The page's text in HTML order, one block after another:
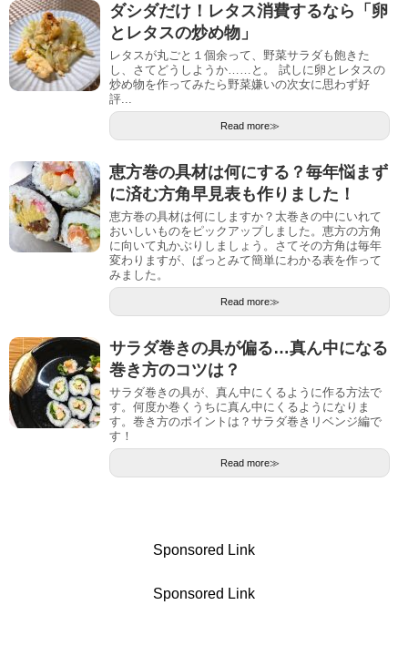
ダシダだけ！レタス消費するなら「卵
とレタスの炒め物」
レタスが丸ごと１個余って、野菜サラダも飽きた
し、さてどうしようか……と。 試しに卵とレタスの
炒め物を作ってみたら野菜嫌いの次女に思わず好
評...
Read more≫
恵方巻の具材は何にする？毎年悩まず
に済む方角早見表も作りました！
恵方巻の具材は何にしますか？太巻きの中にいれて
おいしいものをピックアップしました。恵方の方角
に向いて丸かぶりしましょう。さてその方角は毎年
変わりますが、ぱっとみて簡単にわかる表を作って
みました。
Read more≫
サラダ巻きの具が偏る…真ん中になる
巻き方のコツは？
サラダ巻きの具が、真ん中にくるように作る方法で
す。何度か巻くうちに真ん中にくるようになりま
す。巻き方のポイントは？サラダ巻きリベンジ編で
す！
Read more≫
Sponsored Link
Sponsored Link